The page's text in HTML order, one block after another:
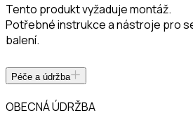
Tento produkt vyžaduje montáž.
Potřebné instrukce a nástroje pro
balení.
Péče a údržba
OBECNÁ ÚDRŽBA